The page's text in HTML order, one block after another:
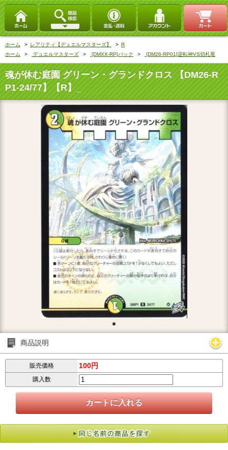
ホーム > レアリティ【デュエルマスターズ】 > R
ホーム
> デュエルマスターズ > [DMXX-RP]パック > [DM26-RP01]逆転神VS切札竜
魂が休む庭園 グリーン・グランドクロス 【DM26-R
P1-24/77】【R】_
商品説明
販売価格 100円
購入数